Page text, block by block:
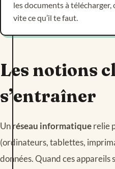
les documents à
vite ce qu’il te faut.
Les notions
s’entraîner
Unréseau informatiquerelie
(ordinateurs, tablettes,
données. Quand ces appareils